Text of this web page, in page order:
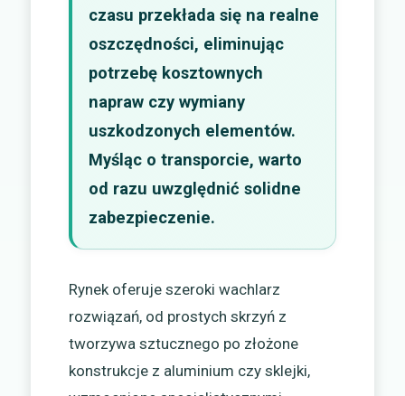
czasu przekłada się na realne
oszczędności, eliminując
potrzebę kosztownych
napraw czy wymiany
uszkodzonych elementów.
Myśląc o transporcie, warto
od razu uwzględnić solidne
zabezpieczenie.
Rynek oferuje szeroki wachlarz
rozwiązań, od prostych skrzyń z
tworzywa sztucznego po złożone
konstrukcje z aluminium czy sklejki,